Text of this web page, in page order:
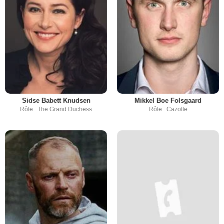
Sidse Babett Knudsen
Rôle : The Grand Duchess
Mikkel Boe Folsgaard
Rôle : Cazotte